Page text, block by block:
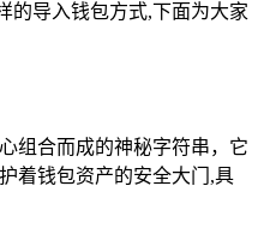
的导入钱包方式,下面为大家
组合而成的神秘字符串，它
着钱包资产的安全大门,具